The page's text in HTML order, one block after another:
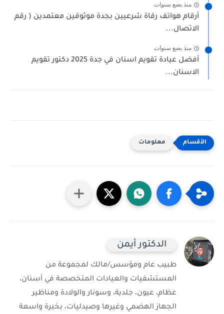
منذ بضع سنوات
أرقام هواتف رقاة شرعيين بجدة موثوقين معتمدين ( رقم
الاتصال...
منذ بضع سنوات
أفضل عيادة تقويم اسنان في جدة 2025 دكتور تقويم
الاسنان...
معلومات
الدكتور أيمن
طبيب عام ومؤسس/مالك لمجموعة من
المستشفيات والعيادات المتخصصة في أسنان،
عظام، عيون، جلدية، وسونار والولادة ومناظير
الجهاز الهضمي وغيرها وصيدليات، بخبرة واسعة